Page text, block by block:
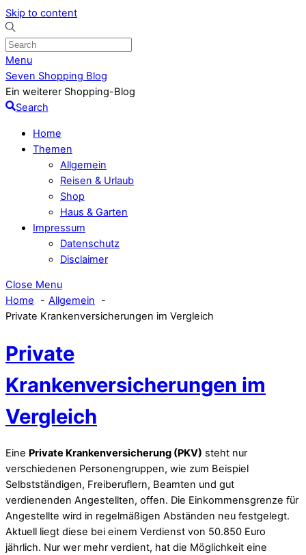
Skip to content
Menu
Seven Shopping Blog
Ein weiterer Shopping-Blog
Search
Home
Themen
Allgemein
Reisen & Urlaub
Shop
Haus & Garten
Impressum
Datenschutz
Disclaimer
Close Menu
Home
Allgemein
Private Krankenversicherungen im Vergleich
Private
Krankenversicherungen im
Vergleich
Eine Private Krankenversicherung (PKV) steht nur
verschiedenen Personengruppen, wie zum Beispiel
Selbstständigen, Freiberuflern, Beamten und gut
verdienenden Angestellten, offen. Die Einkommensgrenze für
Angestellte wird in regelmäßigen Abständen neu festgelegt.
Aktuell liegt diese bei einem Verdienst von 50.850 Euro
jährlich. Nur wer mehr verdient, hat die Möglichkeit eine